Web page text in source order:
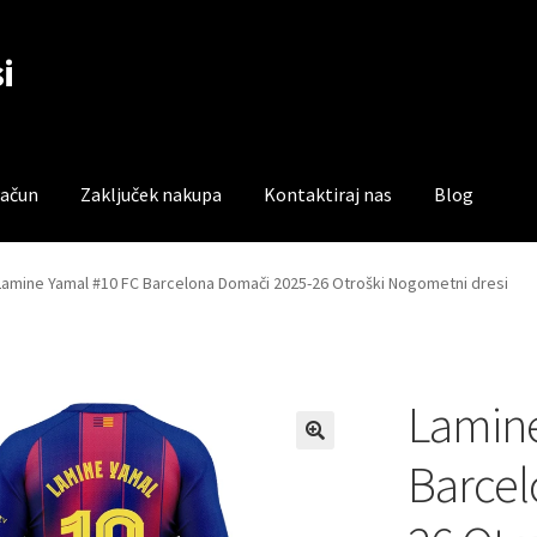
Zaključek nakupa Kontaktiraj nas Blog
TrgovinaZaključek nakupa
Yamal #10 FC Barcelona Domači 2025-26 Otroški Nogometni dresi